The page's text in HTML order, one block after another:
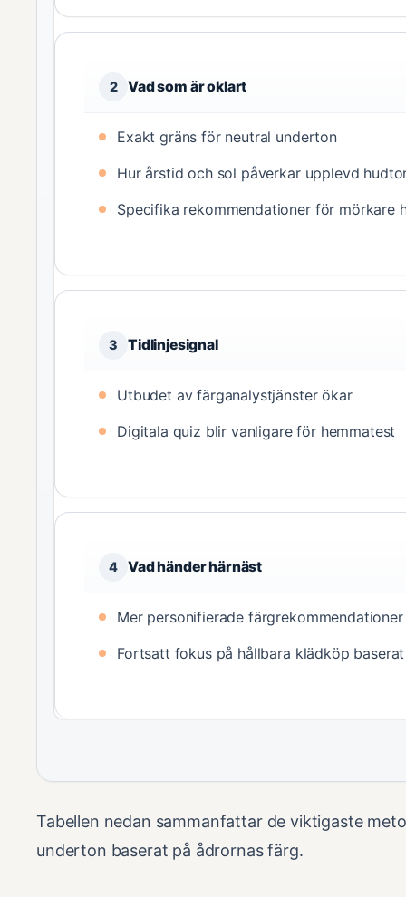
2 Vad som är oklart
Exakt gräns för neutral underton
Hur årstid och sol påverkar upplevd
Specifika rekommendationer för mörkare
3 Tidlinjesignal
Utbudet av färganalystjänster ökar
Digitala quiz blir vanligare för hemmatest
4 Vad händer härnäst
Mer personifierade
Fortsatt fokus på hållbara klädköp
Tabellen nedan sammanfattar de viktigaste
underton baserat på ådrornas färg.